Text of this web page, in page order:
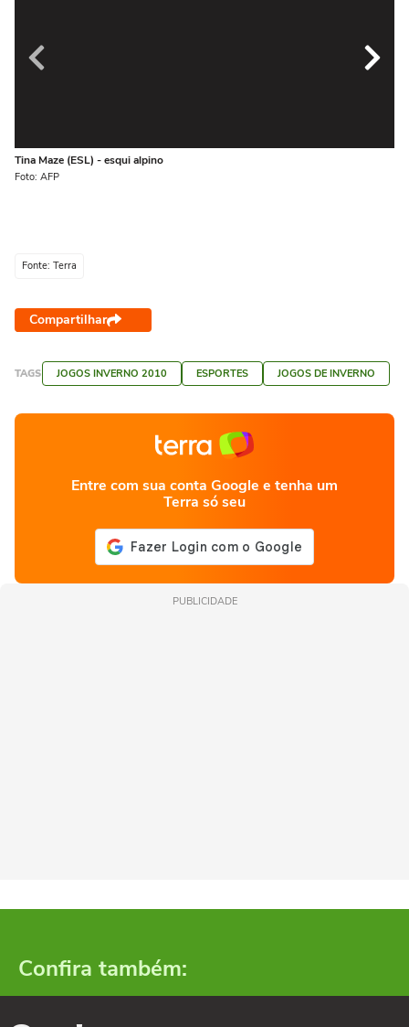
Tina Maze (ESL) - esqui alpino
Foto: AFP
Fonte: Terra
Compartilhar
TAGS JOGOS INVERNO 2010 ESPORTES JOGOS DE INVERNO
Entre com sua conta Google e tenha um
Terra só seu
PUBLICIDADE
Confira também: